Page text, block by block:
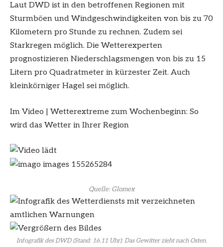
Laut DWD ist in den betroffenen Regionen mit
Sturmböen und Windgeschwindigkeiten von bis zu 70
Kilometern pro Stunde zu rechnen. Zudem sei
Starkregen möglich. Die Wetterexperten
prognostizieren Niederschlagsmengen von bis zu 15
Litern pro Quadratmeter in kürzester Zeit. Auch
kleinkörniger Hagel sei möglich.
Im Video | Wetterextreme zum Wochenbeginn: So
wird das Wetter in Ihrer Region
Quelle: Glomex
Infografik des DWD (Stand: 16.11 Uhr): Das Gewitter zieht nach Osten.